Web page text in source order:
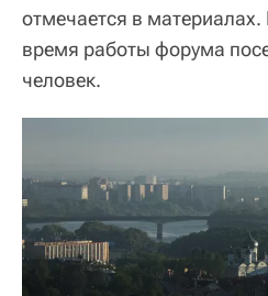
отмечается в
время работы форума
человек.